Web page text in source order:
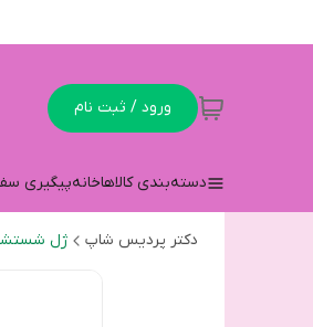
ورود / ثبت نام
دسته‌بندی کالاهاخانهپیگیری
دکتر پردیس شاپ ژل